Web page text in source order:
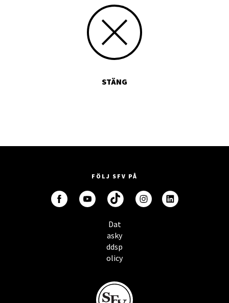
STÄNG
FÖLJ SFV PÅ
Dat
asky
ddsp
olicy